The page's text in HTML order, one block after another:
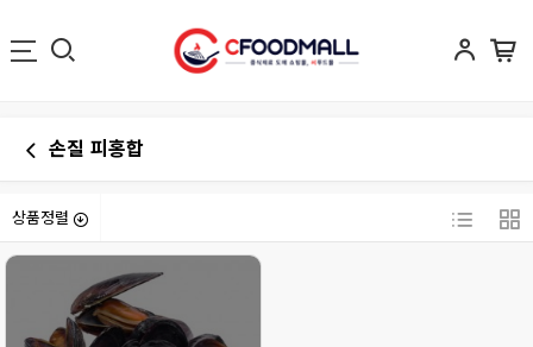
손질 피홍합
상품정렬